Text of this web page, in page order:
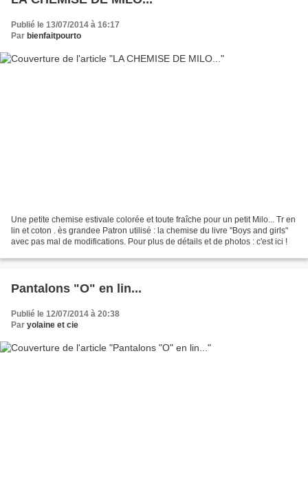
Publié le 13/07/2014 à 16:17
Par bienfaitpourto
Une petite chemise estivale colorée et toute fraîche pour un petit Milo... Tr en
lin et coton . ès grandee Patron utilisé : la chemise du livre "Boys and girls"
avec pas mal de modifications. Pour plus de détails et de photos : c'est ici !
Pantalons "O" en lin...
Publié le 12/07/2014 à 20:38
Par yolaine et cie